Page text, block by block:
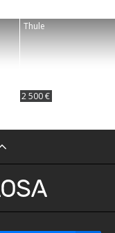
Thule
2 500 €